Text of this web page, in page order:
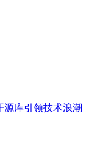
源库引领技术浪潮